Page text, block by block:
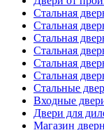
Стальная
Стальная
Стальная
Стальная
Стальная
Стальная
Стальные
Входные
Двери для
Магазин